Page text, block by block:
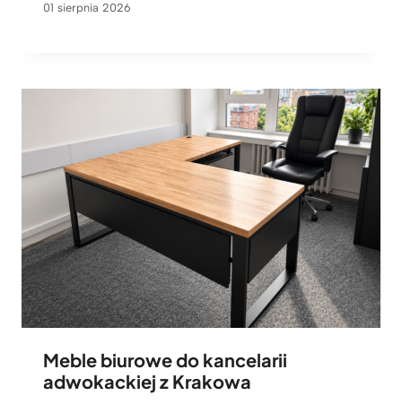
01 sierpnia 2026
Meble biurowe do kancelarii
adwokackiej z Krakowa